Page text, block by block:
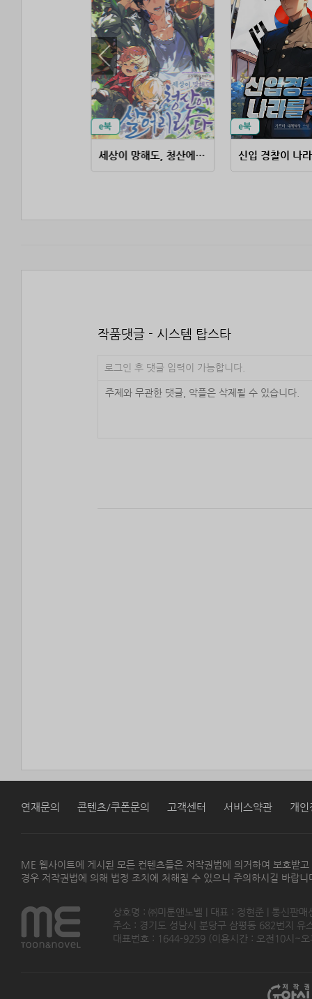
세상이 망해도, 청산에 살어리랏다 신입 경찰이 나
작품댓글 - 시스템 탑스타
로그인 후 댓글 입력이 가능합니다.
연재문의 콘텐츠/쿠폰문의 고객센터 서비스약관 개인
ME 웹사이트에 게시된 모든 컨텐츠들은 저작권법에 의거하여 보호받
경우 저작권법에 의해 법정 조치에 처해질 수 있으니 주의하시길 바랍니
상호명 : ㈜미툰앤노벨 | 대표 : 정현준 | 통신판
주소 : 경기도 성남시 분당구 삼평동 682번지
대표번호 : 1644-9259 (이용시간 : 오전10시~